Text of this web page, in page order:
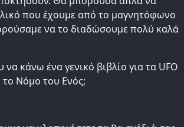
που έχουμε από το μαγνητόφωνο
να το διαδώσουμε πολύ καλά
κάνω ένα γενικό βιβλίο για τα UFO
Νόμο του Ενός;